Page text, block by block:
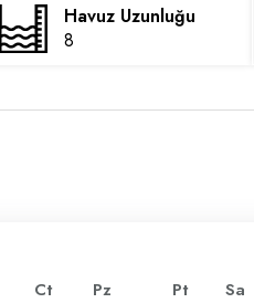
Havuz Uzunluğu
8
Ct
Pz
Pt Sa